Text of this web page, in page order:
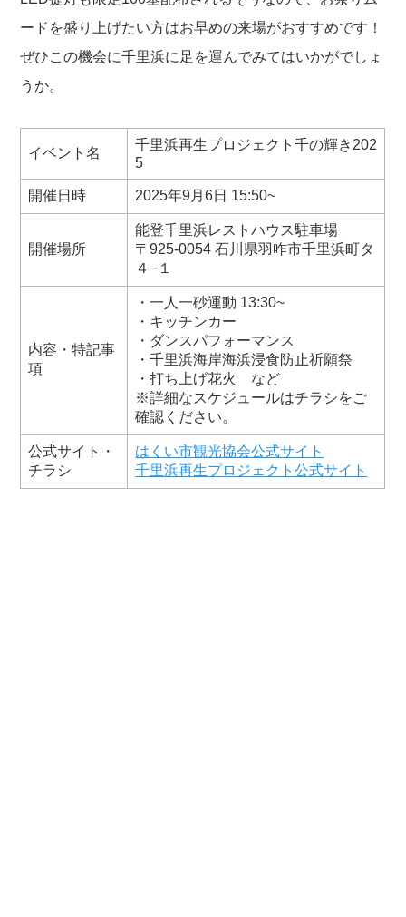
ードを盛り上げたい方はお早めの来場がおすすめです！
ぜひこの機会に千里浜に足を運んでみてはいかがでしょ
うか。
イベント名
千里浜再生プロジェクト千の輝き202
5
開催日時 2025年9月6日 15:50~
開催場所
能登千里浜レストハウス駐車場
〒925-0054 石川県羽咋市千里浜町タ
４−１
内容・特記事
項
・一人一砂運動 13:30~
・キッチンカー
・ダンスパフォーマンス
・千里浜海岸海浜浸食防止祈願祭
・打ち上げ花火 など
※詳細なスケジュールはチラシをご
確認ください。
公式サイト・
チラシ
はくい市観光協会公式サイト
千里浜再生プロジェクト公式サイト